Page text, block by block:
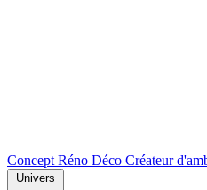
Concept Réno Déco Créateur